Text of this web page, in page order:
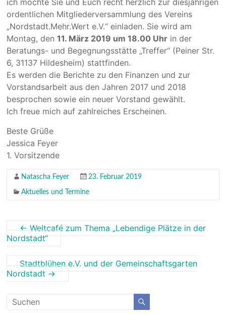
ich möchte Sie und Euch recht herzlich zur diesjährigen
ordentlichen Mitgliederversammlung des Vereins
„Nordstadt.Mehr.Wert e.V.“ einladen. Sie wird am
Montag, den11. März 2019 um 18.00 Uhr in der
Beratungs- und Begegnungsstätte „Treffer“ (Peiner Str.
6, 31137 Hildesheim) stattfinden.
Es werden die Berichte zu den Finanzen und zur
Vorstandsarbeit aus den Jahren 2017 und 2018
besprochen sowie ein neuer Vorstand gewählt.
Ich freue mich auf zahlreiches Erscheinen.
Beste Grüße
Jessica Feyer
1. Vorsitzende
Natascha Feyer 23. Februar 2019
Aktuelles und Termine
← Weltcafé zum Thema „Lebendige Plätze in der
Nordstadt“
Stadtblühen e.V. und der Gemeinschaftsgarten
Nordstadt →